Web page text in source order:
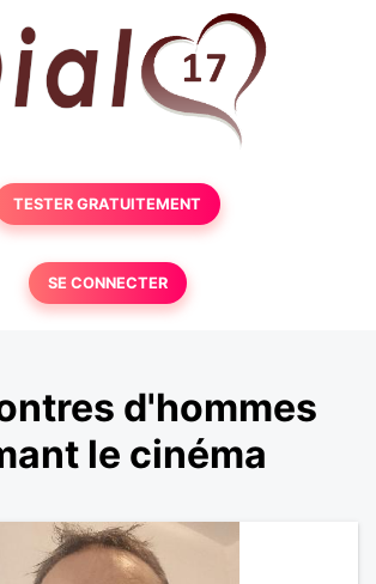
TESTER GRATUITEMENT
SE CONNECTER
d'hommes
le cinéma